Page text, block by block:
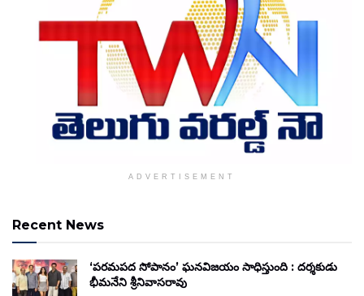
ADVERTISEMENT
Recent News
‘పరమపద సోపానం’ ఘనవిజయం సాధిస్తుంది : దర్శకుడు
భీమనేని శ్రీనివాసరావు